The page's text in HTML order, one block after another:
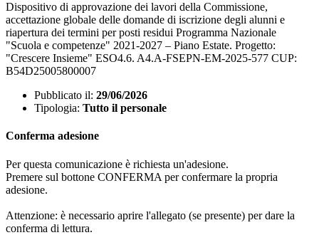
Dispositivo di approvazione dei lavori della Commissione,
accettazione globale delle domande di iscrizione degli alunni e
riapertura dei termini per posti residui Programma Nazionale
"Scuola e competenze" 2021-2027 – Piano Estate. Progetto:
"Crescere Insieme" ESO4.6. A4.A-FSEPN-EM-2025-577 CUP:
B54D25005800007
Pubblicato il: 29/06/2026
Tipologia: Tutto il personale
Conferma adesione
Per questa comunicazione è richiesta un'adesione.
Premere sul bottone CONFERMA per confermare la propria
adesione.
Attenzione: è necessario aprire l'allegato (se presente) per dare la
conferma di lettura.